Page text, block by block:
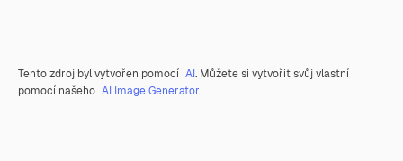
Tento zdroj byl vytvořen pomocí AI. Můžete si vytvořit svůj vlastní
pomocí našeho AI Image Generator.